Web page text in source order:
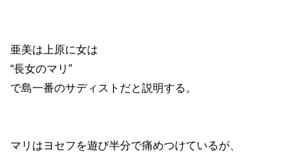
亜美は上原に女は
“長女のマリ”
で島一番のサディストだと説明する。
マリはヨセフを遊び半分で痛めつけているが、